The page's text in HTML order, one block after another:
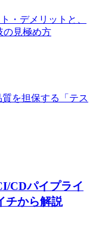
・デメリットと、
の見極め方
質を担保する「テス
CDパイプライ
チから解説